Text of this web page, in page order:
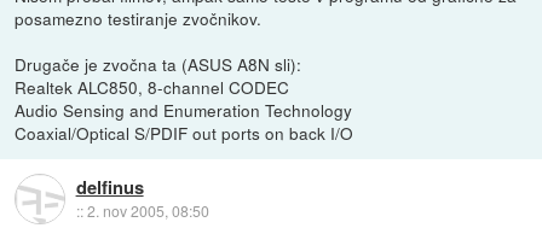
posamezno testiranje zvočnikov.
Drugače je zvočna ta (ASUS A8N sli):
Realtek ALC850, 8-channel CODEC
Audio Sensing and Enumeration Technology
Coaxial/Optical S/PDIF out ports on back I/O
delfinus
::2. nov 2005, 08:50